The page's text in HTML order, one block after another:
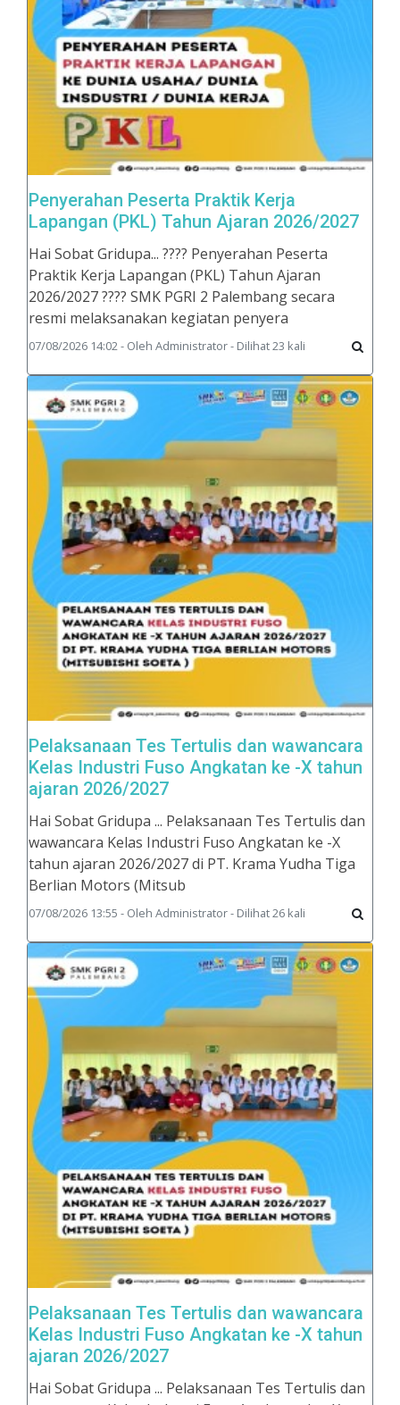
Penyerahan Peserta Praktik Kerja
Lapangan (PKL) Tahun Ajaran 2026/2027
Hai Sobat Gridupa... ???? Penyerahan Peserta
Praktik Kerja Lapangan (PKL) Tahun Ajaran
2026/2027 ???? SMK PGRI 2 Palembang secara
resmi melaksanakan kegiatan penyera
07/08/2026 14:02 - Oleh Administrator - Dilihat 23 kali
Pelaksanaan Tes Tertulis dan wawancara
Kelas Industri Fuso Angkatan ke -X tahun
ajaran 2026/2027
Hai Sobat Gridupa ... Pelaksanaan Tes Tertulis dan
wawancara Kelas Industri Fuso Angkatan ke -X
tahun ajaran 2026/2027 di PT. Krama Yudha Tiga
Berlian Motors (Mitsub
07/08/2026 13:55 - Oleh Administrator - Dilihat 26 kali
Pelaksanaan Tes Tertulis dan wawancara
Kelas Industri Fuso Angkatan ke -X tahun
ajaran 2026/2027
Hai Sobat Gridupa ... Pelaksanaan Tes Tertulis dan